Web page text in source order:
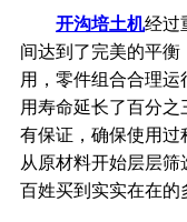
开沟培土机经过
间达到了完美的平
用，零件组合合理
用寿命延长了百分之
有保证，确保使用过
从原材料开始层层
百姓买到实实在在的